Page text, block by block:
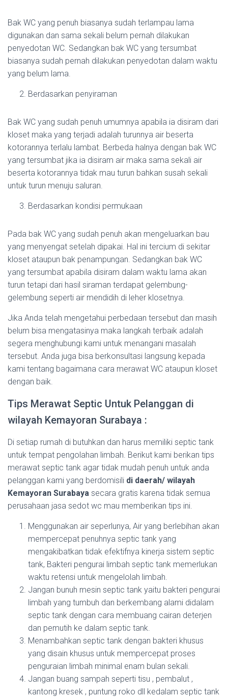
Bak WC yang penuh biasanya sudah terlampau lama
digunakan dan sama sekali belum pernah dilakukan
penyedotan WC. Sedangkan bak WC yang tersumbat
biasanya sudah pernah dilakukan penyedotan dalam waktu
yang belum lama.
Berdasarkan penyiraman
Bak WC yang sudah penuh umumnya apabila ia disiram dari
kloset maka yang terjadi adalah turunnya air beserta
kotorannya terlalu lambat. Berbeda halnya dengan bak WC
yang tersumbat jika ia disiram air maka sama sekali air
beserta kotorannya tidak mau turun bahkan susah sekali
untuk turun menuju saluran.
Berdasarkan kondisi permukaan
Pada bak WC yang sudah penuh akan mengeluarkan bau
yang menyengat setelah dipakai. Hal ini tercium di sekitar
kloset ataupun bak penampungan. Sedangkan bak WC
yang tersumbat apabila disiram dalam waktu lama akan
turun tetapi dari hasil siraman terdapat gelembung-
gelembung seperti air mendidih di leher klosetnya.
Jika Anda telah mengetahui perbedaan tersebut dan masih
belum bisa mengatasinya maka langkah terbaik adalah
segera menghubungi kami untuk menangani masalah
tersebut. Anda juga bisa berkonsultasi langsung kepada
kami tentang bagaimana cara merawat WC ataupun kloset
dengan baik.
Tips Merawat Septic Untuk Pelanggan di
wilayah Kemayoran Surabaya :
Di setiap rumah di butuhkan dan harus memiliki septic tank
untuk tempat pengolahan limbah. Berikut kami berikan tips
merawat septic tank agar tidak mudah penuh untuk anda
pelanggan kami yang berdomisili di daerah/ wilayah
Kemayoran Surabaya secara gratis karena tidak semua
perusahaan jasa sedot wc mau memberikan tips ini.
Menggunakan air seperlunya, Air yang berlebihan akan
mempercepat penuhnya septic tank yang
mengakibatkan tidak efektifnya kinerja sistem septic
tank, Bakteri pengurai limbah septic tank memerlukan
waktu retensi untuk mengelolah limbah.
Jangan bunuh mesin septic tank yaitu bakteri pengurai
limbah yang tumbuh dan berkembang alami didalam
septic tank dengan cara membuang cairan deterjen
dan pemutih ke dalam septic tank.
Menambahkan septic tank dengan bakteri khusus
yang disain khusus untuk mempercepat proses
penguraian limbah minimal enam bulan sekali.
Jangan buang sampah seperti tisu , pembalut ,
kantong kresek , puntung roko dll kedalam septic tank